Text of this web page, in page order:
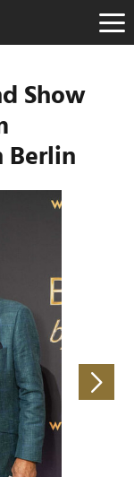
Show
Berlin